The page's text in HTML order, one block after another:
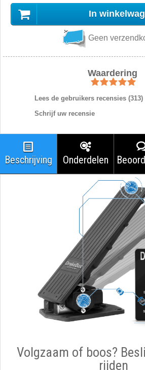
In
Geen
Waardering
Lees de gebruikers recensies (313)
Schrijf uw recensie
Beschrijving Onderdelen
Volgzaam of boos?
rijden